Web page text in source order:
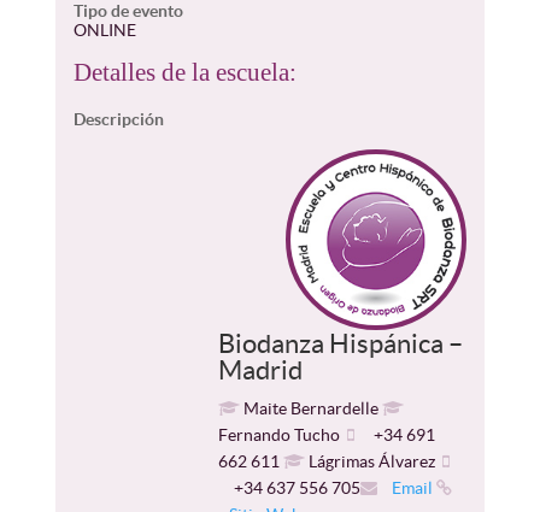
Tipo de evento
ONLINE
Detalles de la escuela:
Descripción
Biodanza Hispánica –
Madrid
Maite Bernardelle
Fernando Tucho
+34 691
662 611
Lágrimas Álvarez
+34 637 556 705
Email